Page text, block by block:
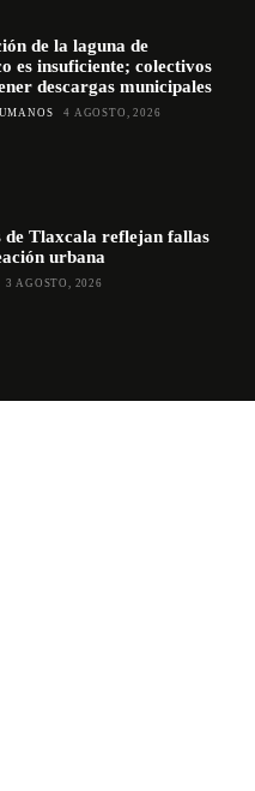
de la laguna de
es insuficiente; colectivos
descargas municipales
4 AGOSTO, 2026
de Tlaxcala reflejan fallas
urbana
3 AGOSTO, 2026